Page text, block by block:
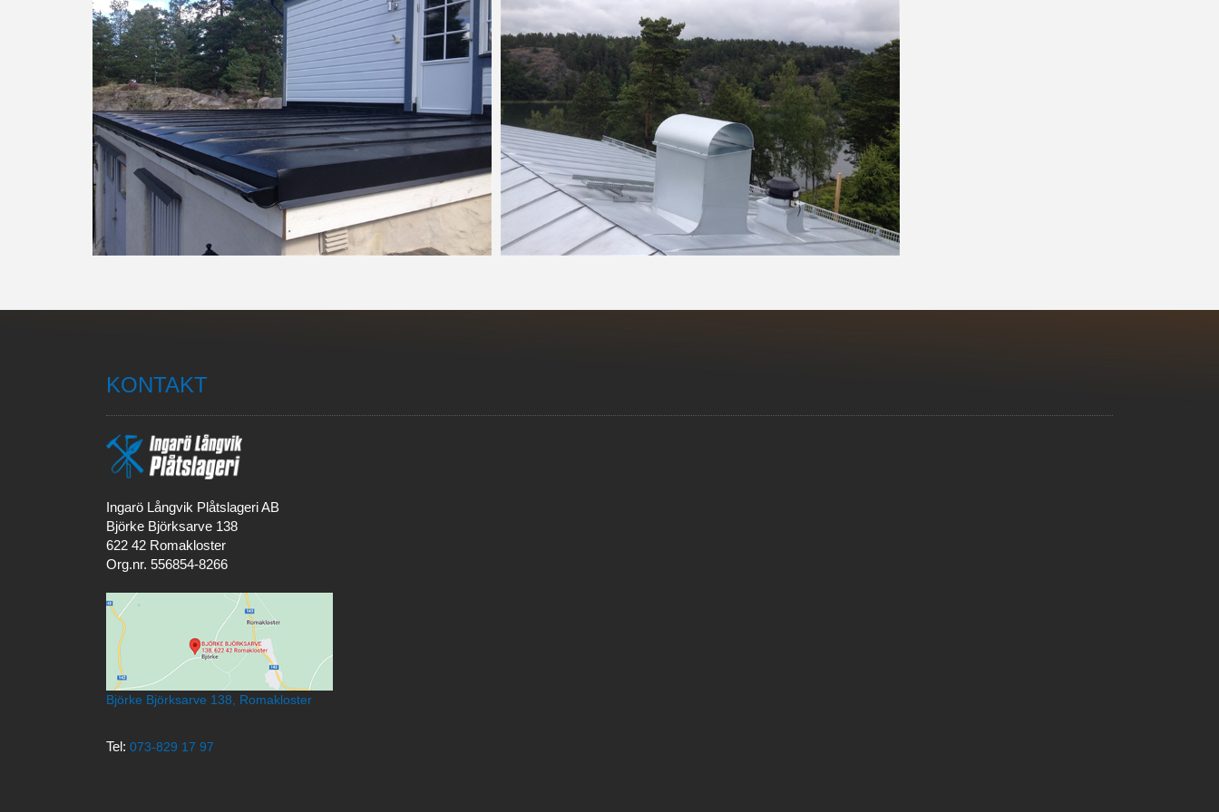
KONTAKT
Ingarö Långvik Plåtslageri AB
Björke Björksarve 138
622 42 Romakloster
Org.nr. 556854-8266
Björke Björksarve 138, Romakloster
Tel: 073-829 17 97